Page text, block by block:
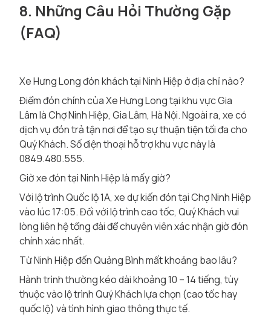
8. Những Câu Hỏi Thường Gặp
(FAQ)
Xe Hưng Long đón khách tại Ninh Hiệp ở địa chỉ nào?
Điểm đón chính của Xe Hưng Long tại khu vực Gia
Lâm là Chợ Ninh Hiệp, Gia Lâm, Hà Nội. Ngoài ra, xe có
dịch vụ đón trả tận nơi để tạo sự thuận tiện tối đa cho
Quý Khách. Số điện thoại hỗ trợ khu vực này là
0849.480.555.
Giờ xe đón tại Ninh Hiệp là mấy giờ?
Với lộ trình Quốc lộ 1A, xe dự kiến đón tại Chợ Ninh Hiệp
vào lúc 17:05. Đối với lộ trình cao tốc, Quý Khách vui
lòng liên hệ tổng đài để chuyên viên xác nhận giờ đón
chính xác nhất.
Từ Ninh Hiệp đến Quảng Bình mất khoảng bao lâu?
Hành trình thường kéo dài khoảng 10 – 14 tiếng, tùy
thuộc vào lộ trình Quý Khách lựa chọn (cao tốc hay
quốc lộ) và tình hình giao thông thực tế.